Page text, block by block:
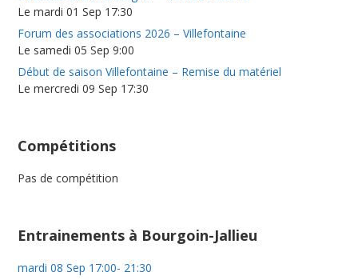
Le mardi 01 Sep 17:30
Forum des associations 2026 – Villefontaine
Le samedi 05 Sep 9:00
Début de saison Villefontaine – Remise du matériel
Le mercredi 09 Sep 17:30
Compétitions
Pas de compétition
Entrainements à Bourgoin-Jallieu
mardi 08 Sep 17:00- 21:30